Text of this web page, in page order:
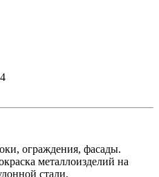
ограждения, фасады.
металлоизделий на
стали.